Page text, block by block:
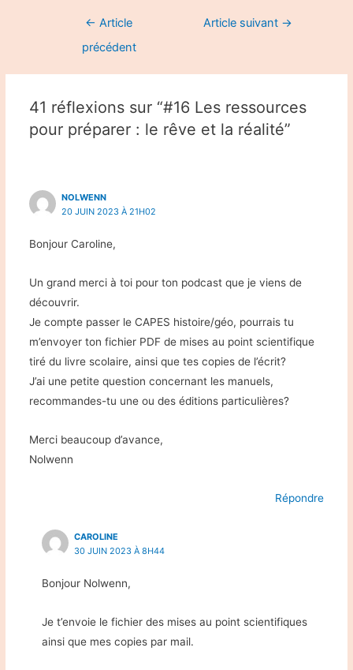
Navigation← Article
précédent
Article suivant →
41 réflexions sur “#16 Les ressources
pour préparer : le rêve et la réalité”
NOLWENN
20 JUIN 2023 À 21H02
Bonjour Caroline,
Un grand merci à toi pour ton podcast que je viens de
découvrir.
Je compte passer le CAPES histoire/géo, pourrais tu
m’envoyer ton fichier PDF de mises au point scientifique
tiré du livre scolaire, ainsi que tes copies de l’écrit?
J’ai une petite question concernant les manuels,
recommandes-tu une ou des éditions particulières?
Merci beaucoup d’avance,
Nolwenn
Répondre
CAROLINE
30 JUIN 2023 À 8H44
Bonjour Nolwenn,
Je t’envoie le fichier des mises au point scientifiques
ainsi que mes copies par mail.